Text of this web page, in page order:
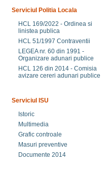
Serviciul Politia Locala
HCL 169/2022 - Ordinea si
linistea publica
HCL 51/1997 Contraventii
LEGEA nr. 60 din 1991 -
Organizare adunari publice
HCL 126 din 2014 - Comisia
avizare cereri adunari publice
Serviciul ISU
Istoric
Multimedia
Grafic controale
Masuri preventive
Documente 2014